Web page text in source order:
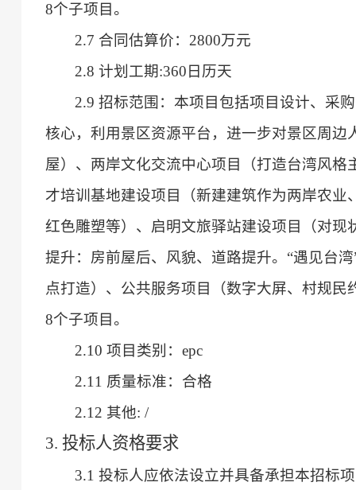
8个子项目。
2.7 合同估算价：2800万元
2.8 计划工期:360日历天
2.9 招标范围：本项目包括项目设计、采
核心，利用景区资源平台，进一步对景区周
屋）、两岸文化交流中心项目（打造台湾风
才培训基地建设项目（新建建筑作为两岸农
红色雕塑等）、启明文旅驿站建设项目（对
提升：房前屋后、风貌、道路提升。“遇见台
点打造）、公共服务项目（数字大屏、村规
8个子项目。
2.10 项目类别：epc
2.11 质量标准：合格
2.12 其他: /
3. 投标人资格要求
3.1 投标人应依法设立并具备承担本招标